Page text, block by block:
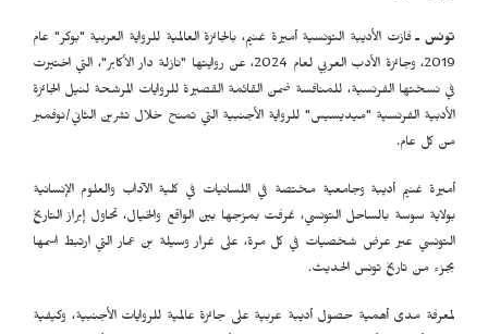
تونس ـفازت الأديبة التونسية أميرة غنيم، بالجائزة العالمية للرواية العربية "بوكر" عام
2019، وجائزة الأدب العربي لعام 2024، عن روايتها "نازلة دار الأكابر"، التي اختيرت
في نسختها الفرنسية، للمنافسة ضمن القائمة القصيرة للروايات المرشحة لنيل الجائزة
الأدبية الفرنسية "ميديسيس" للرواية الأجنبية التي تمنح خلال تشرين الثاني/نوفمبر
من كل عام.
أميرة غنيم أديبة وجامعية مختصة في اللسانيات في كلية الآداب والعلوم الإنسانية
بولاية سوسة بالساحل التونسي، عُرفت بمزجها بين الواقع والخيال، تحاول إبراز التاريخ
التونسي عبر عرض شخصيات في كل مرة، على غرار وسيلة بن عمار التي ارتبط اسمها
بجزء من تاريخ تونس الحديث.
لمعرفة مدى أهمية حصول أديبة عربية على جائزة عالمية للروايات الأجنبية، وكيفية